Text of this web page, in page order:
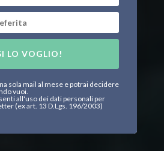
LO VOGLIO!
sola mail al mese e potrai decidere
vuoi.
all'uso dei dati personali per
(ex art. 13 D.Lgs. 196/2003)